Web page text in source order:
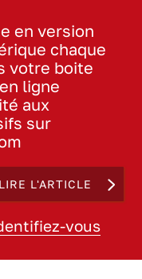
en version
chaque
votre boite
ligne
aux
sur
L'ARTICLE
vous